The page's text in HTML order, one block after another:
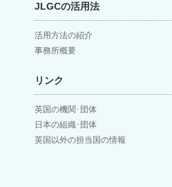
JLGCの活用法
活用方法の紹介
事務所概要
リンク
英国の機関･団体
日本の組織･団体
英国以外の担当国の情報